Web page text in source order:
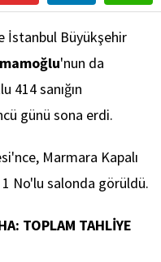
İstanbul Büyükşehir
'nun da
414 sanığın
günü sona erdi.
Marmara Kapalı
1 No'lu salonda görüldü.
TOPLAM TAHLİYE